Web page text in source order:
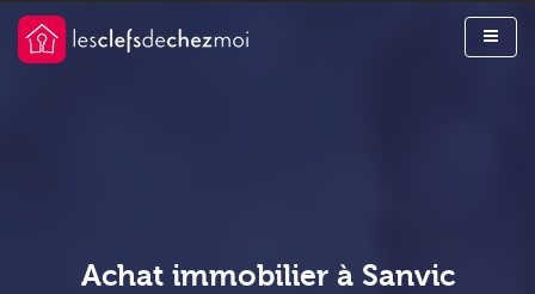
Achat immobilier à Sanvic